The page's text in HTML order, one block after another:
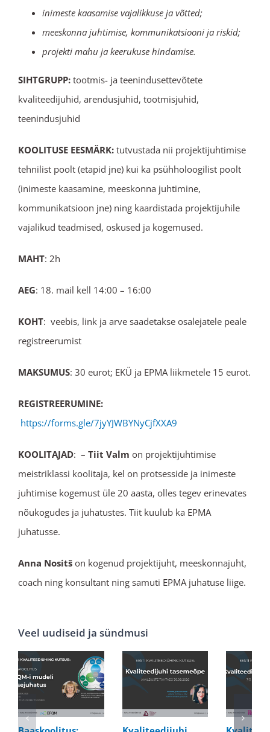
inimeste kaasamise vajalikkuse ja võtted;
meeskonna juhtimise, kommunikatsiooni ja riskid;
projekti mahu ja keerukuse hindamise.
SIHTGRUPP: tootmis- ja teenindusettevõtete
kvaliteedijuhid, arendusjuhid, tootmisjuhid,
teenindusjuhid
KOOLITUSE EESMÄRK: tutvustada nii projektijuhtimise
tehnilist poolt (etapid jne) kui ka psühholoogilist poolt
(inimeste kaasamine, meeskonna juhtimine,
kommunikatsioon jne) ning kaardistada projektijuhile
vajalikud teadmised, oskused ja kogemused.
MAHT: 2h
AEG: 18. mail kell 14:00 – 16:00
KOHT: veebis, link ja arve saadetakse osalejatele peale
registreerumist
MAKSUMUS: 30 eurot; EKÜ ja EPMA liikmetele 15 eurot.
REGISTREERUMINE:
https://forms.gle/7jyYJWBYNyCjfXXA9
KOOLITAJAD: – Tiit Valm on projektijuhtimise
meistriklassi koolitaja, kel on protsesside ja inimeste
juhtimise kogemust üle 20 aasta, olles tegev erinevates
nõukogudes ja juhatustes. Tiit kuulub ka EPMA
juhatusse.
Anna Nositš on kogenud projektijuht, meeskonnajuht,
coach ning konsultant ning samuti EPMA juhatuse liige.
Veel uudiseid ja sündmusi